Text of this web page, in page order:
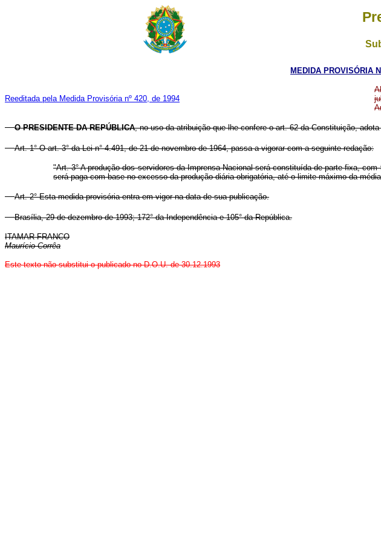
MEDIDA PROVISÓRIA N
Reeditada pela Medida Provisória nº 420, de 1994
O PRESIDENTE DA REPÚBLICA, no uso da atribuição que lhe confere o art. 62 da Constituição,
Art. 1° O art. 3° da Lei n° 4.491, de 21 de novembro de 1964, passa a vigorar com a seguinte redação:
"Art. 3° A produção dos servidores da Imprensa Nacional será constituída de parte fixa,
será paga com base no excesso da produção diária obrigatória, até o limite máximo da
Art. 2° Esta medida provisória entra em vigor na data de sua publicação.
Brasília, 29 de dezembro de 1993; 172° da Independência e 105° da República.
ITAMAR FRANCO
Maurício Corrêa
Este texto não substitui o publicado no D.O.U. de 30.12.1993